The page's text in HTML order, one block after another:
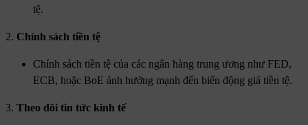
tệ.
2. Chính sách tiền tệ
Chính sách tiền tệ của các ngân hàng trung ương như FED,
ECB, hoặc BoE ảnh hưởng mạnh đến biến động giá tiền tệ.
3. Theo dõi tin tức kinh tế